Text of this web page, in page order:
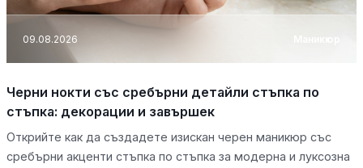
09.08.2026
Черни нокти със сребърни детайли стъпка по
стъпка: декорации и завършек
Открийте как да създадете изискан черен маникюр със
сребърни акценти стъпка по стъпка за модерна и луксозна